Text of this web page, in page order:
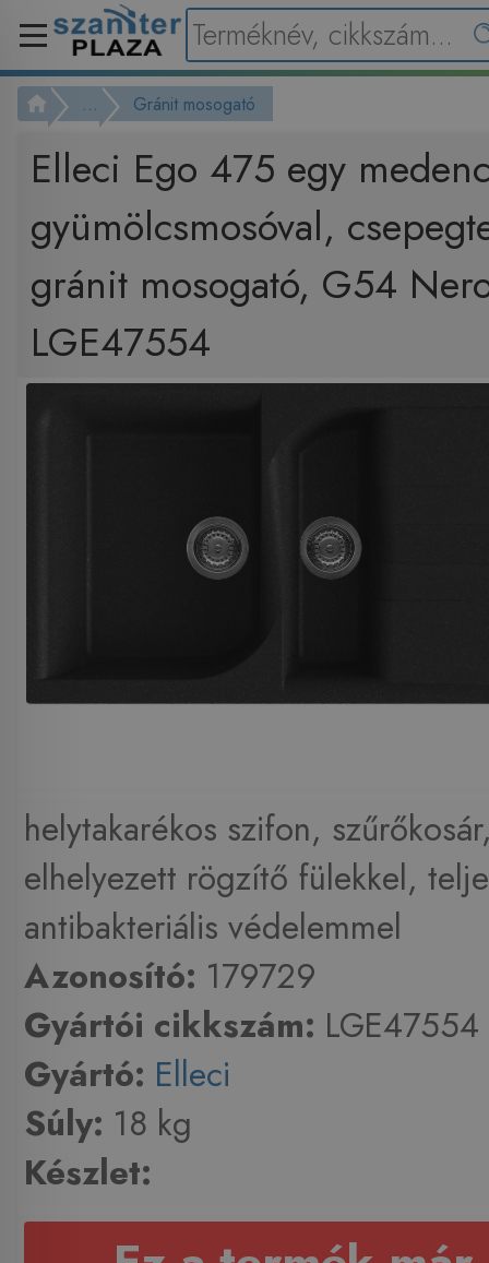
... Gránit mosogató
Elleci Ego 475 egy
gyümölcsmosóval,
gránit mosogató, G54
LGE47554
helytakarékos szifon,
elhelyezett rögzítő fülekkel,
antibakteriális védelemmel
Azonosító: 179729
Gyártói cikkszám: LGE47554
Gyártó: Elleci
Súly: 18 kg
Készlet: